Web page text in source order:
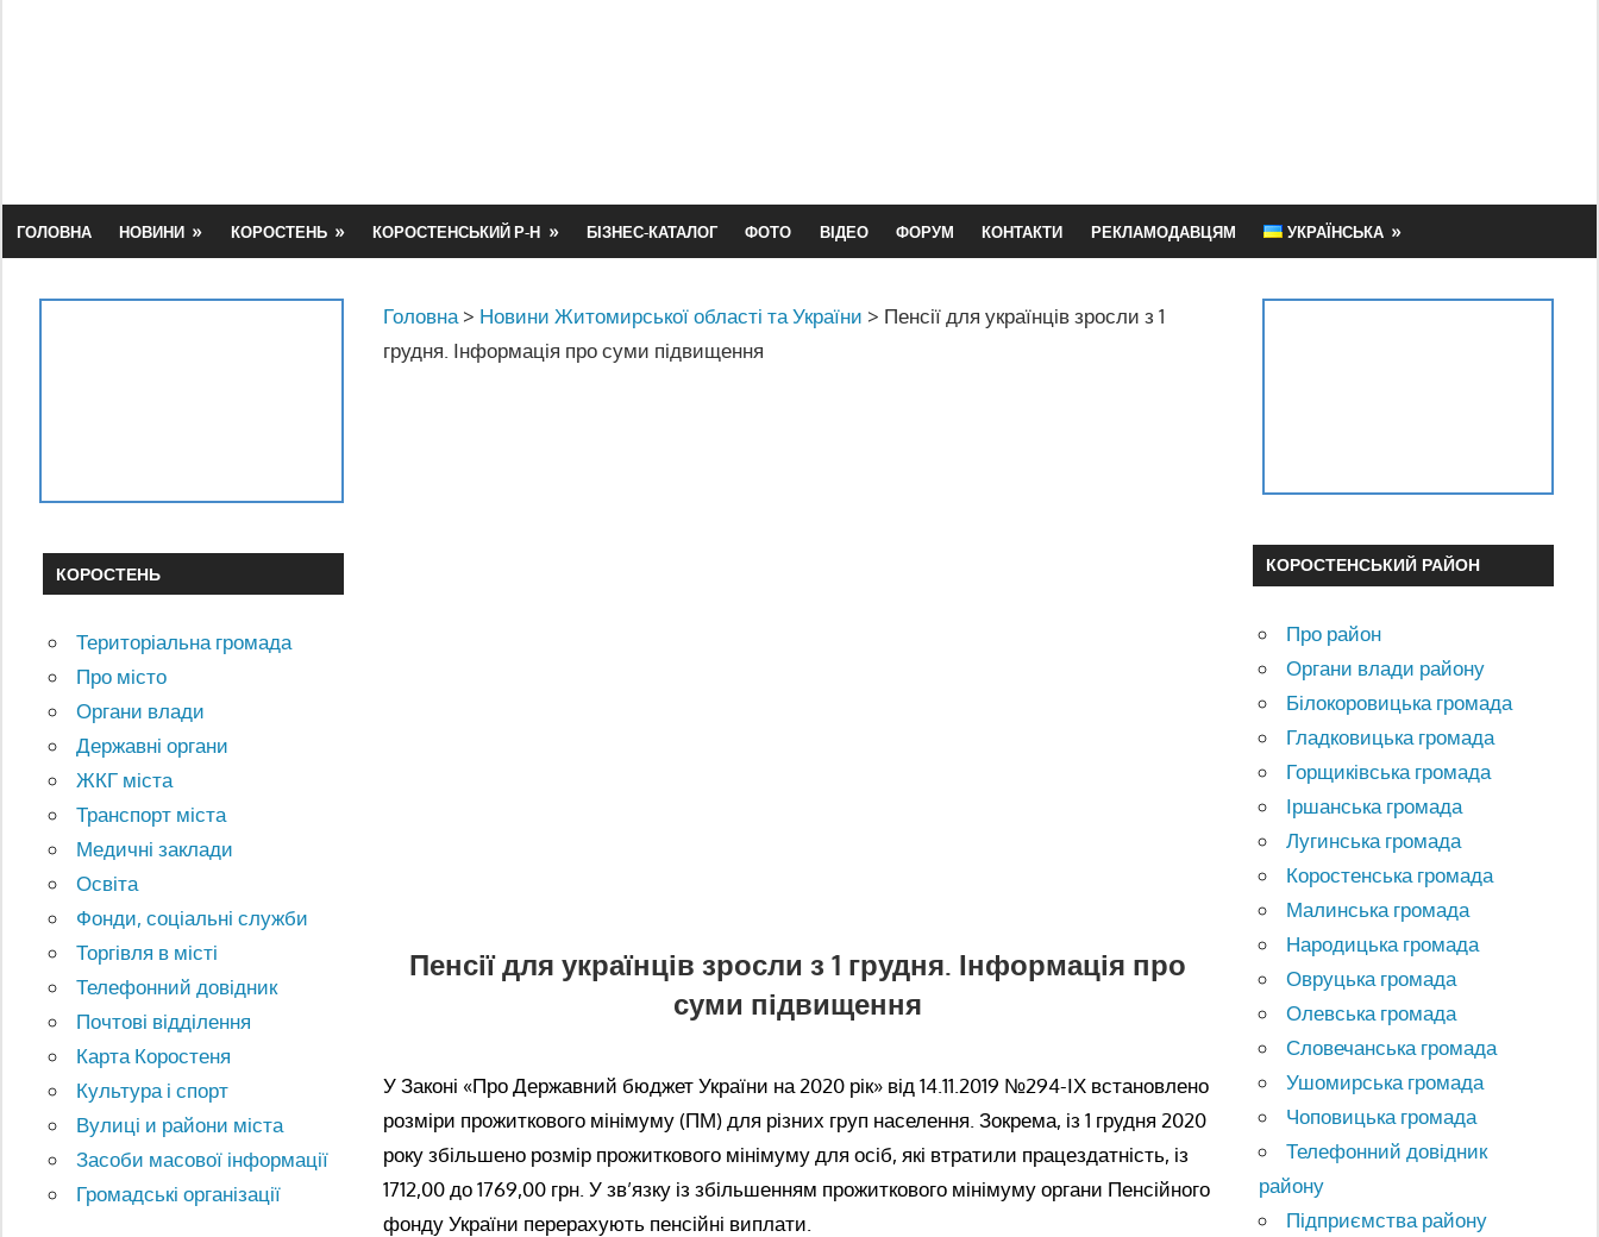
ГОЛОВНА НОВИНИ КОРОСТЕНЬ КОРОСТЕНСЬКИЙ Р-Н БІЗНЕС-КАТАЛОГ ФОТО ВІДЕО ФОРУМ КОНТАКТИ РЕКЛАМОДАВЦЯМ УКРАЇНСЬКА
Головна > Новини Житомирської області та України > Пенсії для українців зросли з 1
грудня. Інформація про суми підвищення
Пенсії для українців зросли з 1 грудня. Інформація про
суми підвищення
У Законі «Про Державний бюджет України на 2020 рік» від 14.11.2019 №294-ІХ встановлено
розміри прожиткового мінімуму (ПМ) для різних груп населення. Зокрема, із 1 грудня 2020
року збільшено розмір прожиткового мінімуму для осіб, які втратили працездатність, із
1712,00 до 1769,00 грн. У зв’язку із збільшенням прожиткового мінімуму органи Пенсійного
фонду України перерахують пенсійні виплати.
КОРОСТЕНЬ
Територіальна громада
Про місто
Органи влади
Державні органи
ЖКГ міста
Транспорт міста
Медичні заклади
Освіта
Фонди, соціальні служби
Торгівля в місті
Телефонний довідник
Почтові відділення
Карта Коростеня
Культура і спорт
Вулиці и райони міста
Засоби масової інформації
Громадські організації
КОРОСТЕНСЬКИЙ РАЙОН
Про район
Органи влади району
Білокоровицька громада
Гладковицька громада
Горщиківська громада
Іршанська громада
Лугинська громада
Коростенська громада
Малинська громада
Народицька громада
Овруцька громада
Олевська громада
Словечанська громада
Ушомирська громада
Чоповицька громада
Телефонний довідник
району
Підприємства району